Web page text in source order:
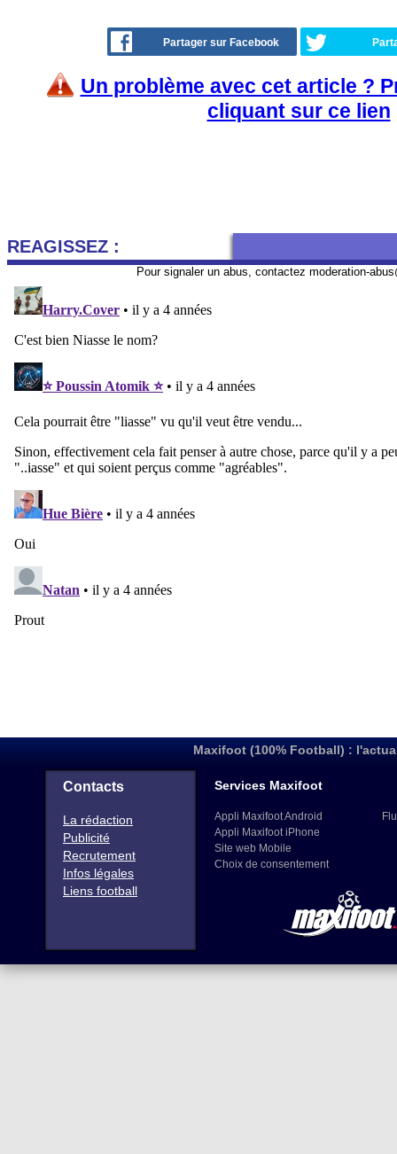
Partager sur Facebook
Un problème avec cet article ?
cliquant sur ce lien
REAGISSEZ :
Pour signaler un abus, contactez moderation-
Maxifoot (100% Football) :
Contacts
La rédaction
Publicité
Recrutement
Infos légales
Liens football
Services Maxifoot
Appli Maxifoot Android
Appli Maxifoot iPhone
Site web Mobile
Choix de consentement